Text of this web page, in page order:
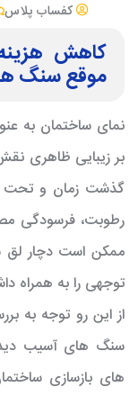
کفساب پلاس
کاهش
موقع سنگ
نمای ساختمان به
بر زیبایی ظاهری
گذشت زمان و تحت
رطوبت، فرسودگی
ممکن است دچار
توجهی را به همراه
از این رو توجه به
سنگ های آسیب
های بازسازی